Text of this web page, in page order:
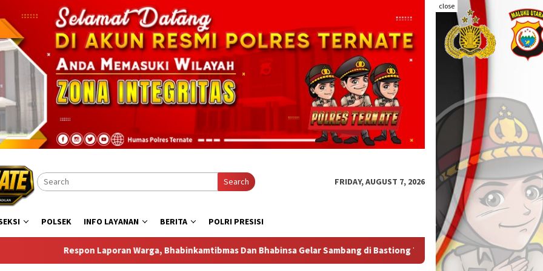
close
Search FRIDAY, AUGUST 7, 2026
POLSEK INFO LAYANAN BERITA POLRI PRESISI
Warga, Bhabinkamtibmas Dan Bhabinsa Gelar Sambang di Bastiong Talangame Kapolda Malut Tegaskan Audit